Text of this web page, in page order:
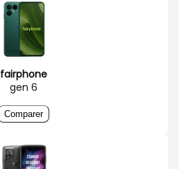
fairphone
gen 6
Comparer